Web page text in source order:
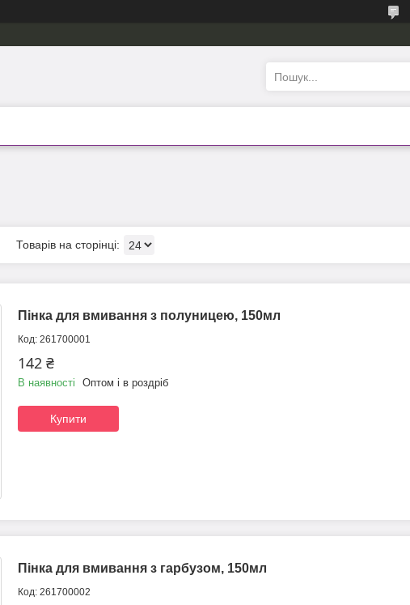
Пінка для вмивання з полуницею, 150мл
261700001
142 ₴
В наявності Оптом і в роздріб
Купити
Пінка для вмивання з гарбузом, 150мл
261700002